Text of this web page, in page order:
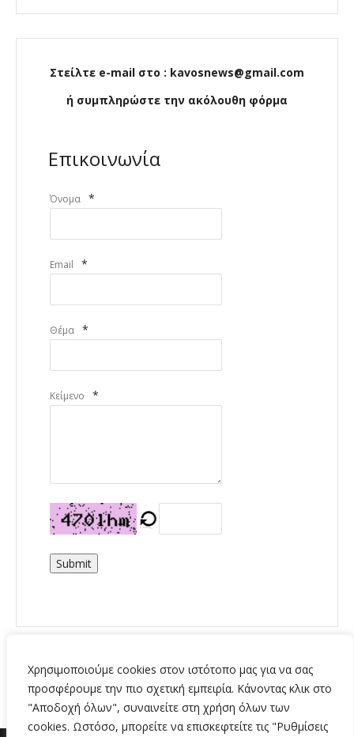
Χρησιμοποιούμε cookies στον ιστότοπο μας για να σας
προσφέρουμε την πιο σχετική εμπειρία. Κάνοντας κλικ στο
"Αποδοχή όλων", συναινείτε στη χρήση όλων των
cookies. Ωστόσο, μπορείτε να επισκεφτείτε τις "Ρυθμίσεις
Στείλτε e-mail στο : kavosnews@gmail.com
ή συμπληρώστε την ακόλουθη φόρμα
Επικοινωνία
Όνομα *
Email *
Θέμα *
Κείμενο *
Submit